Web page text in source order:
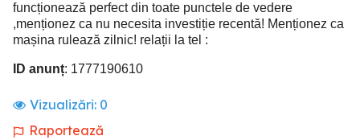
funcționează perfect din toate punctele de vedere
,menționez ca nu necesita investiție recentă! Menționez ca
mașina rulează zilnic! relații la tel :
ID anunț: 1777190610
Vizualizări: 0
Raportează